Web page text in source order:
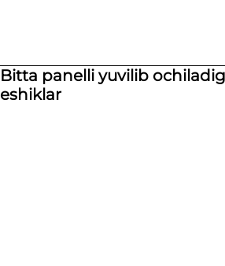
Bitta panelli yuvilib
eshiklar